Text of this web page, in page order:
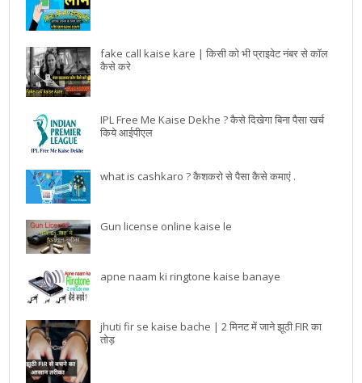
fake call kaise kare | किसी को भी प्राइवेट नंबर से कॉल
कैसे करे
IPL Free Me Kaise Dekhe ? कैसे दिखेगा बिना पैसा खर्च
किये आईपीएल
what is cashkaro ? कैशकरो से पैसा कैसे कमाएं .
Gun license online kaise le
apne naam ki ringtone kaise banaye
jhuti fir se kaise bache | 2 मिनट में जाने झूठी FIR का
तोड़